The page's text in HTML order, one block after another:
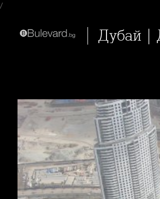
/
Дубай